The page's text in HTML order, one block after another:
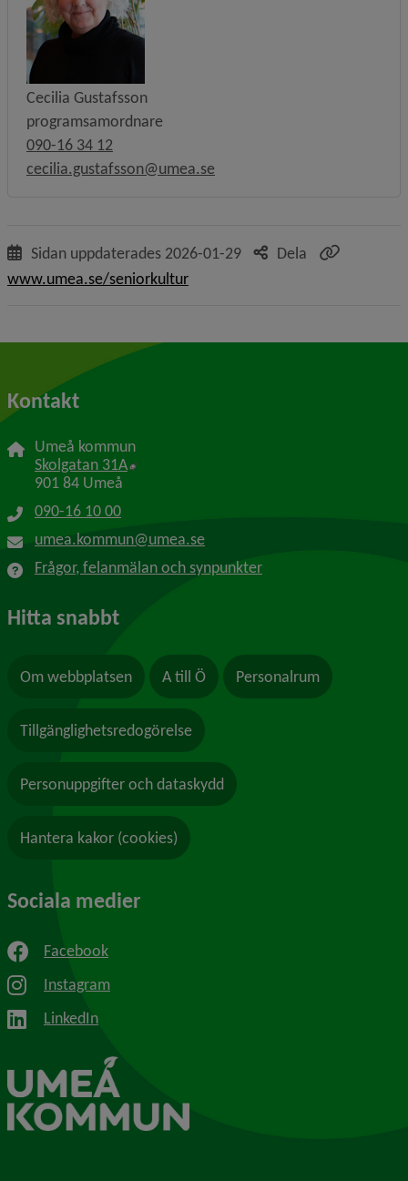
Cecilia Gustafsson
programsamordnare
090-16 34 12
cecilia.gustafsson@umea.se
Sidan uppdaterades 2026-01-29
Dela
www.umea.se/seniorkultur
Kontakt
Umeå kommun
Skolgatan 31A Länk till annan webbplats, öppnas i nytt
901 84 Umeå
090-16 10 00
umea.kommun@umea.se
Frågor, felanmälan och synpunkter
Hitta snabbt
Om webbplatsen A till Ö Personalrum
Tillgänglighetsredogörelse
Personuppgifter och dataskydd
Hantera kakor (cookies)
Sociala medier
Facebook
Instagram
LinkedIn